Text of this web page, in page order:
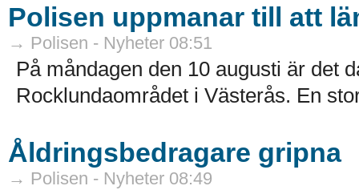
Polisen uppmanar till att
→ Polisen - Nyheter 08:51
På måndagen den 10 augusti är det
Rocklundaområdet i Västerås. En
Åldringsbedragare gripna
→ Polisen - Nyheter 08:49